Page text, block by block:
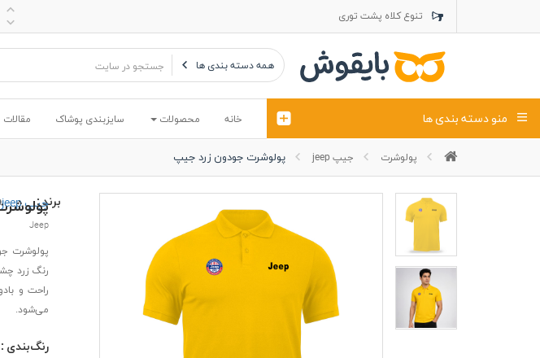
تنوع کلاه پشت توری
تنوع کلاه کتان
تنوع تراول ماک
همه دسته بندی ها
خانه محصولات سایزبندی پوشاک مقالات منو دسته بندی ها
پولوشرت آستین بلند
پولوشرت جیپ jeep پولوشرت جودون زرد جیپ
Jeep
برند :جیپ jeep
پولوشرت
رنگ زرد
راحت و
می‌شود.
رنگ‌بندی :